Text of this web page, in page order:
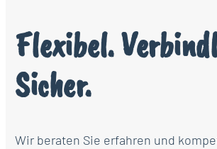
Flexibel.
Sicher.
Wir beraten Sie erfahren und